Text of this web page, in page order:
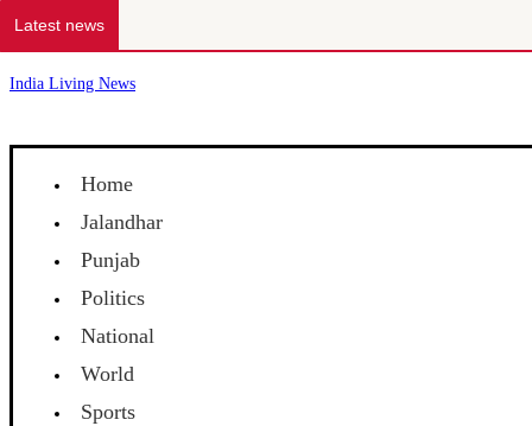
Latest news
India Living News
Home
Jalandhar
Punjab
Politics
National
World
Sports